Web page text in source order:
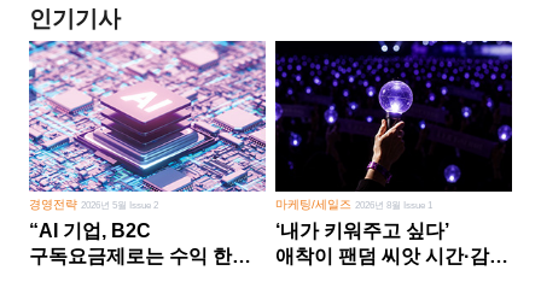
인기기사
경영전략2026년 5월 Issue 2
“AI 기업, B2C
구독요금제로는 수익 한계
마케팅/세일즈 2026년 8월 Issue 1
‘내가 키워주고 싶다’
애착이 팬덤 씨앗 시간·감정